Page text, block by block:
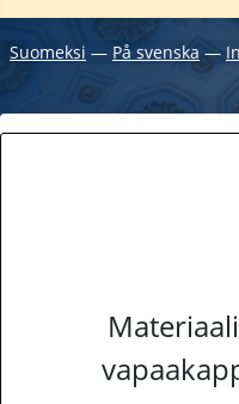
Suomeksi ― På svenska―